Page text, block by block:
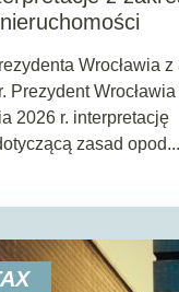
Wrocławia z
Prezydent Wrocławia
2026 r. interpretację
zasad opod...